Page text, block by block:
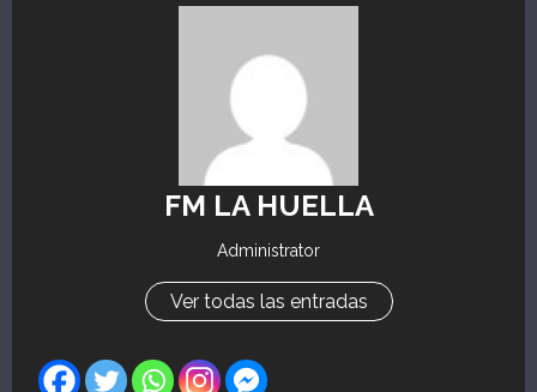
FM LA HUELLA
Administrator
Ver todas las entradas